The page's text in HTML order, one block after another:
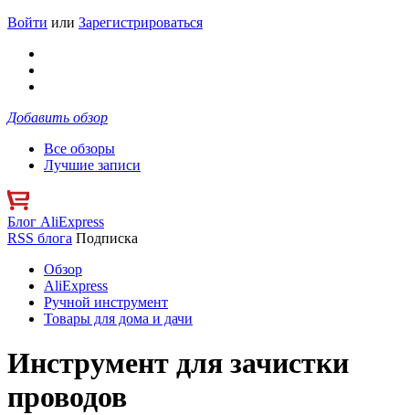
Войти или Зарегистрироваться
Добавить обзор
Все обзоры
Лучшие записи
Блог AliExpress
RSS блога Подписка
Обзор
AliExpress
Ручной инструмент
Товары для дома и дачи
Инструмент для зачистки
проводов